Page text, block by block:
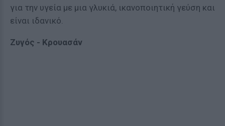
για την υγεία με μια γλυκιά, ικανοποιητική γεύση και
είναι ιδανικό.
Ζυγός - Κρουασάν